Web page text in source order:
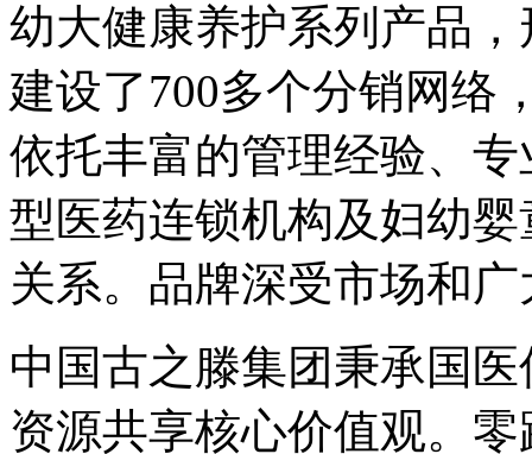
幼大健康养护系列产品
建设了700多个分销网络
依托丰富的管理经验、
型医药连锁机构及妇幼
关系。品牌深受市场和
中国古之滕集团秉承国
资源共享核心价值观。